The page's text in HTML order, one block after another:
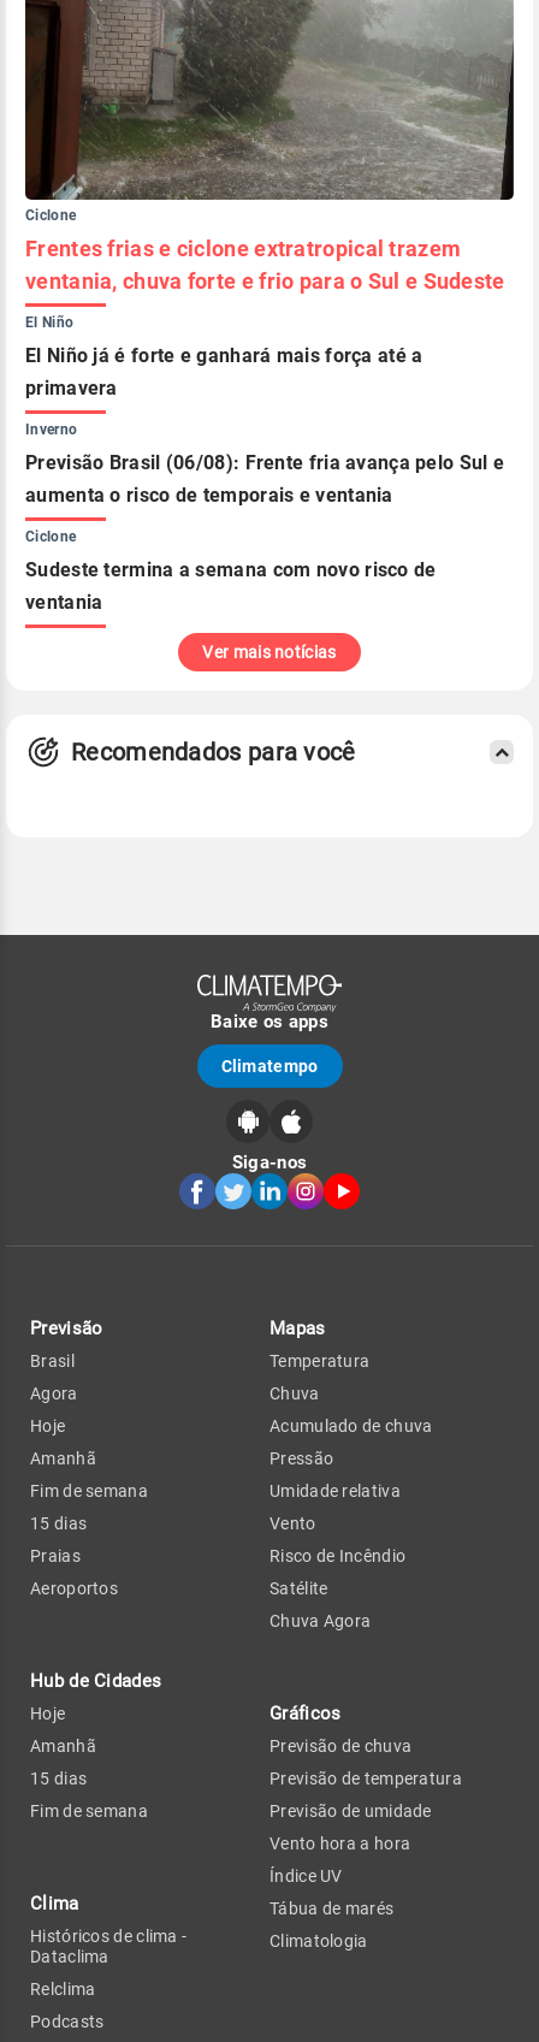
Ciclone
Frentes frias e ciclone extratropical trazem
ventania, chuva forte e frio para o Sul e Sudeste
El Niño
El Niño já é forte e ganhará mais força até a
primavera
Inverno
Previsão Brasil (06/08): Frente fria avança pelo Sul e
aumenta o risco de temporais e ventania
Ciclone
Sudeste termina a semana com novo risco de
ventania
Ver mais notícias
Recomendados para você
Baixe os apps
Climatempo
Siga-nos
Previsão
Brasil
Agora
Hoje
Amanhã
Fim de semana
15 dias
Praias
Aeroportos
Hub de Cidades
Hoje
Amanhã
15 dias
Fim de semana
Clima
Históricos de clima -
Dataclima
Relclima
Podcasts
Mapas
Temperatura
Chuva
Acumulado de chuva
Pressão
Umidade relativa
Vento
Risco de Incêndio
Satélite
Chuva Agora
Gráficos
Previsão de chuva
Previsão de temperatura
Previsão de umidade
Vento hora a hora
Índice UV
Tábua de marés
Climatologia